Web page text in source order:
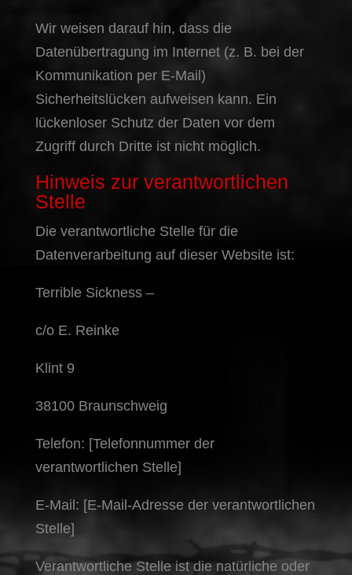
Wir weisen darauf hin, dass die
Datenübertragung im Internet (z. B. bei der
Kommunikation per E-Mail)
Sicherheitslücken aufweisen kann. Ein
lückenloser Schutz der Daten vor dem
Zugriff durch Dritte ist nicht möglich.
Hinweis zur verantwortlichen
Stelle
Die verantwortliche Stelle für die
Datenverarbeitung auf dieser Website ist:
Terrible Sickness –
c/o E. Reinke
Klint 9
38100 Braunschweig
Telefon: [Telefonnummer der
verantwortlichen Stelle]
E-Mail: [E-Mail-Adresse der verantwortlichen
Stelle]
Verantwortliche Stelle ist die natürliche oder